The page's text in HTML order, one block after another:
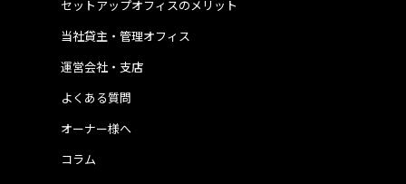
運営会社・支店
よくある質問
当社貸主・管理オフィス
オーナー様へ
コラム
セットアップオフィスのメリット